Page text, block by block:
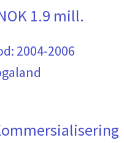
1.9 mill.
2004-2006